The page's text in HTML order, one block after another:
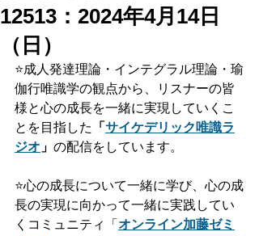
12513：2024年4月14日
（日）
⭐️成人発達理論・インテグラル理論・瑜
伽行唯識学の観点から、リスナーの皆
様と心の成長を一緒に実現していくこ
とを目指した
「 サイケデリック唯識ラ
ジオ 」 の配信をしています。
⭐️心の成長について一緒に学び、心の成
長の実現に向かって一緒に実践してい
くコミュニティ「 オンライン加藤ゼミ